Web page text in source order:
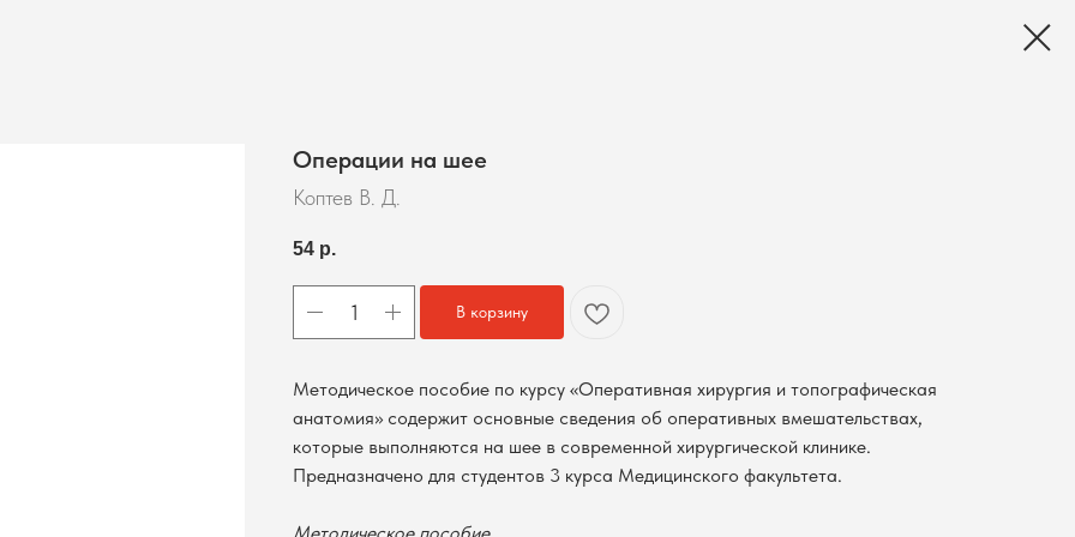
Операции на шее
Коптев В. Д.
54 р.
В корзину
Методическое пособие по курсу «Оперативная хирургия и топографическая
анатомия» содержит основные сведения об оперативных вмешательствах,
которые выполняются на шее в современной хирургической клинике.
Предназначено для студентов 3 курса Медицинского факультета.